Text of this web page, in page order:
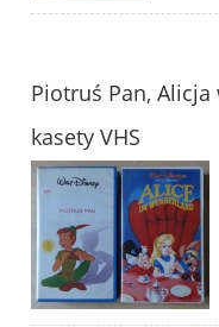
Piotruś Pan,
kasety VHS